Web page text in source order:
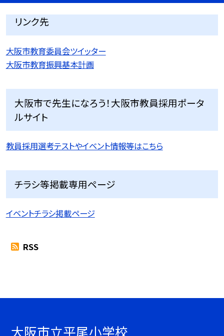
リンク先
大阪市教育委員会ツイッター
大阪市教育振興基本計画
大阪市で先生になろう！大阪市教員採用ポータ
ルサイト
教員採用選考テストやイベント情報等はこちら
チラシ等掲載専用ページ
イベントチラシ掲載ページ
RSS
大阪市立平尾小学校